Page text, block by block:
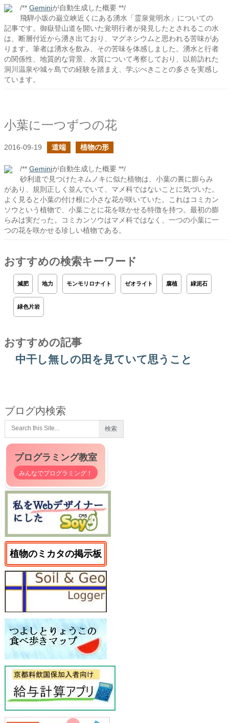
/** Geminiが自動生成した概要 **/
飛騨小坂の巌立峡近くにある湧水「霊泉覚明水」についての
記事です。御嶽登山道を開いた覚明行者が発見したとされるこの水
は、断層付近から湧き出ており、マグネシウムと思われる苦味があ
ります。筆者は湧水を飲み、その苦味を体感しました。湧水と行者
の関係性、地質的な背景、水質について考察しており、以前訪れた
洞川温泉や城ヶ島での経験を踏まえ、学ぶべきことの多さを実感し
ています。
小葉に一つずつの花
2016-09-19 道端 植物の形
/** Geminiが自動生成した概要 **/
砂利道で見つけたネムノキに似た植物は、小葉の裏に膨らみ
があり、規則正しく並んでいて、マメ科ではないことに気づいた。
よく見ると小葉の付け根に小さな花が咲いていた。これはコミカン
ソウという植物で、小葉ごとに花を咲かせる特徴を持つ。最初の膨
らみは実だった。コミカンソウはマメ科ではなく、一つの小葉に一
つの花を咲かせる珍しい植物である。
おすすめの検索キーワード
減肥 地力 モンモリロナイト ゼオライト 腐植 緑泥石
緑色片岩
おすすめの記事
中干し無しの田を見ていて思うこと
ブログ内検索
プログラミング教室
みんなでプログラミング！
植物のミカタの掲示板